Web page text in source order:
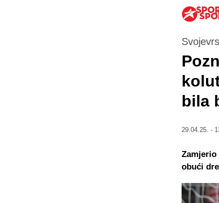
bila
29.04.25. -
Zamjerio
obući